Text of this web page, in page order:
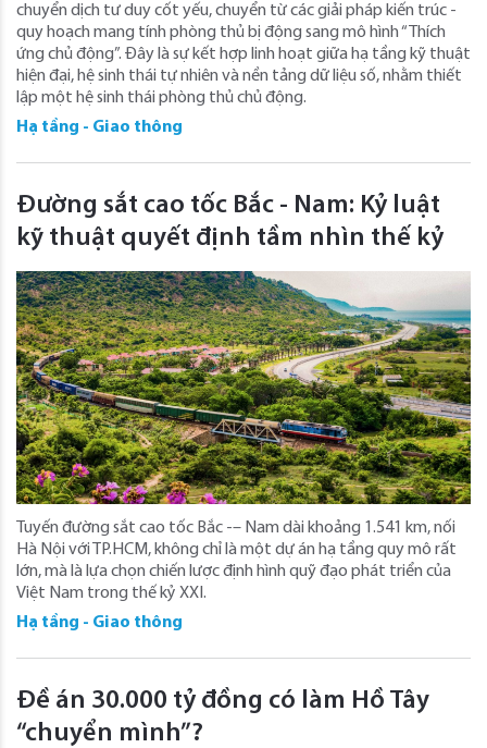
chuyển dịch tư duy cốt yếu, chuyển từ các giải pháp kiến trúc -
quy hoạch mang tính phòng thủ bị động sang mô hình “Thích
ứng chủ động”. Đây là sự kết hợp linh hoạt giữa hạ tầng kỹ thuật
hiện đại, hệ sinh thái tự nhiên và nền tảng dữ liệu số, nhằm thiết
lập một hệ sinh thái phòng thủ chủ động.
Hạ tầng - Giao thông
Đường sắt cao tốc Bắc - Nam: Kỷ luật
kỹ thuật quyết định tầm nhìn thế kỷ
Tuyến đường sắt cao tốc Bắc -– Nam dài khoảng 1.541 km, nối
Hà Nội với TP.HCM, không chỉ là một dự án hạ tầng quy mô rất
lớn, mà là lựa chọn chiến lược định hình quỹ đạo phát triển của
Việt Nam trong thế kỷ XXI.
Hạ tầng - Giao thông
Đề án 30.000 tỷ đồng có làm Hồ Tây
“chuyển mình”?